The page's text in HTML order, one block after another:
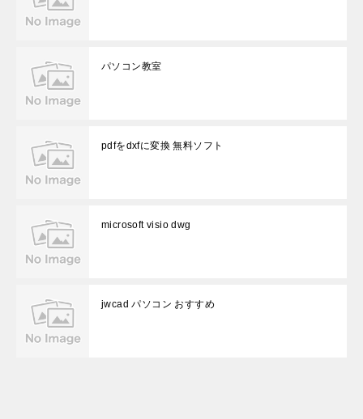
パソコン教室
pdfをdxfに変換 無料ソフト
microsoft visio dwg
jwcad パソコン おすすめ